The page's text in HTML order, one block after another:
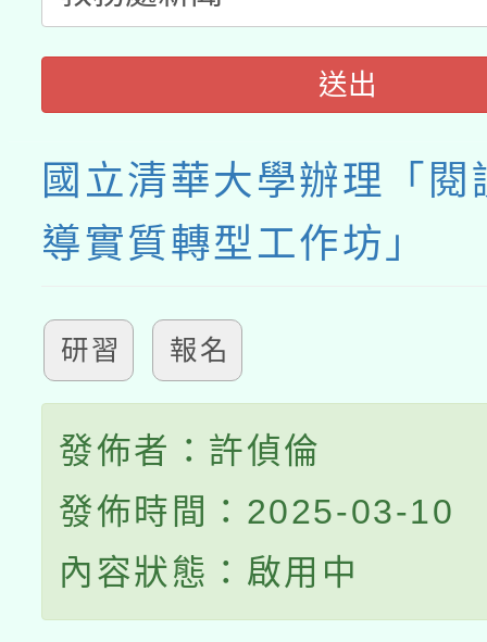
送出
國立清華大學辦理「閱
導實質轉型工作坊」
研習 報名
發佈者：許偵倫
發佈時間：2025-03-10
內容狀態：啟用中